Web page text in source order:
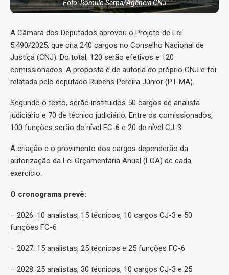
Foto: Rômulo Serpa/Agência CNJ
A Câmara dos Deputados aprovou o Projeto de Lei
5.490/2025, que cria 240 cargos no Conselho Nacional de
Justiça (CNJ). Do total, 120 serão efetivos e 120
comissionados. A proposta é de autoria do próprio CNJ e foi
relatada pelo deputado Rubens Pereira Júnior (PT-MA).
Segundo o texto, serão instituídos 50 cargos de analista
judiciário e 70 de técnico judiciário. Entre os comissionados,
100 funções serão de nível FC-6 e 20 de nível CJ-3.
A criação e o provimento dos cargos dependerão da
autorização da Lei Orçamentária Anual (LOA) de cada
exercício.
O cronograma prevê:
– 2026: 10 analistas, 15 técnicos, 10 cargos CJ-3 e 50
funções FC-6
– 2027: 15 analistas, 25 técnicos e 25 funções FC-6
– 2028: 25 analistas, 30 técnicos, 10 cargos CJ-3 e 25